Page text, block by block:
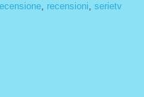
, recensioni, serietv